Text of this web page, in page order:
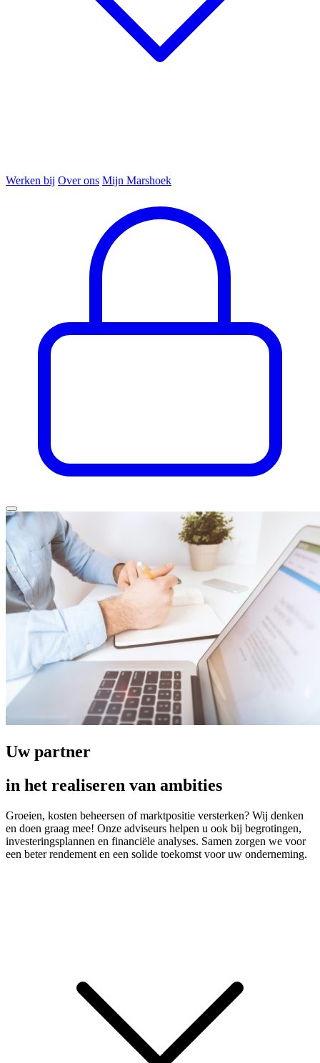
Werken bij Over ons Mijn Marshoek
Uw partner
in het realiseren van ambities
Groeien, kosten beheersen of marktpositie versterken? Wij denken
en doen graag mee! Onze adviseurs helpen u ook bij begrotingen,
investeringsplannen en financiële analyses. Samen zorgen we voor
een beter rendement en een solide toekomst voor uw onderneming.